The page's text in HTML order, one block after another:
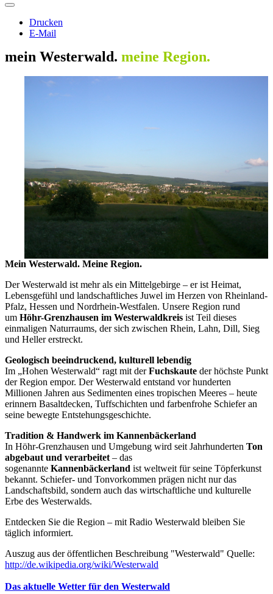
Drucken
E-Mail
mein Westerwald. meine Region.
Mein Westerwald. Meine Region.
Der Westerwald ist mehr als ein Mittelgebirge – er ist Heimat,
Lebensgefühl und landschaftliches Juwel im Herzen von Rheinland-
Pfalz, Hessen und Nordrhein-Westfalen. Unsere Region rund
um Höhr-Grenzhausen im Westerwaldkreis ist Teil dieses
einmaligen Naturraums, der sich zwischen Rhein, Lahn, Dill, Sieg
und Heller erstreckt.
Geologisch beeindruckend, kulturell lebendig
Im „Hohen Westerwald“ ragt mit derFuchskaute der höchste Punkt
der Region empor. Der Westerwald entstand vor hunderten
Millionen Jahren aus Sedimenten eines tropischen Meeres – heute
erinnern Basaltdecken, Tuffschichten und farbenfrohe Schiefer an
seine bewegte Entstehungsgeschichte.
Tradition & Handwerk im Kannenbäckerland
In Höhr-Grenzhausen und Umgebung wird seit Jahrhunderten Ton
abgebaut und verarbeitet – das
sogenannte Kannenbäckerland ist weltweit für seine Töpferkunst
bekannt. Schiefer- und Tonvorkommen prägen nicht nur das
Landschaftsbild, sondern auch das wirtschaftliche und kulturelle
Erbe des Westerwalds.
Entdecken Sie die Region – mit Radio Westerwald bleiben Sie
täglich informiert.
Auszug aus der öffentlichen Beschreibung "Westerwald" Quelle:
http://de.wikipedia.org/wiki/Westerwald
Das aktuelle Wetter für den Westerwald